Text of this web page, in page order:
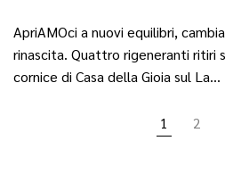
ApriAMOci a nuovi equilibri,
rinascita. Quattro rigeneranti ritiri
cornice di Casa della Gioia sul La…
1 2